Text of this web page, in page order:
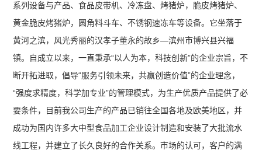
系列设备与产品、食品皮带机、冷冻盘、烤猪炉，脆皮烤猪炉、
黄金脆皮烤猪炉，圆角料斗车、不锈钢速冻车等设备。它坐落于
黄河之滨，风光秀丽的汉孝子董永的故乡—滨州市博兴县兴福
镇。自成立以来，一直秉承“以人为本，科技创新”的企业宗旨，不
断开拓进取，倡导“服务引领未来，共赢创造价值”的企业理念，
“强度求精度，科学加专业”的管理模式，为生产优质产品提供了必
要条件，目前我公司生产的产品已销往全国各地及欧美地区，并
成功为国内许多大中型食品加工企业设计制造和安装了大批流水
线工程，并建立了长久良好的合作关系。市场的认可，客户的满